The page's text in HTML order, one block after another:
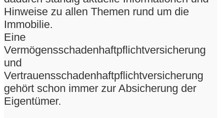
Hinweise zu allen Themen rund um die
Immobilie.
Eine
Vermögensschadenhaftpflichtversicherung
und
Vertrauensschadenhaftpflichtversicherung
gehört schon immer zur Absicherung der
Eigentümer.